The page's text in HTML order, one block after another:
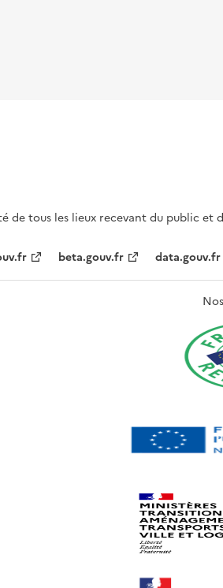
de tous les lieux recevant du public et
beta.gouv.fr data.gouv.fr